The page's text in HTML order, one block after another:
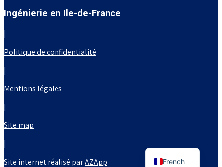
Ingénierie en Ile-de-France
|
Politique de confidentialité
|
Mentions légales
|
Site map
|
Site internet réalisé parAZApp French